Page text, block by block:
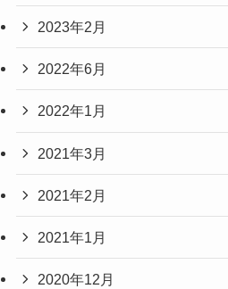
2023年2月
2022年6月
2022年1月
2021年3月
2021年2月
2021年1月
2020年12月